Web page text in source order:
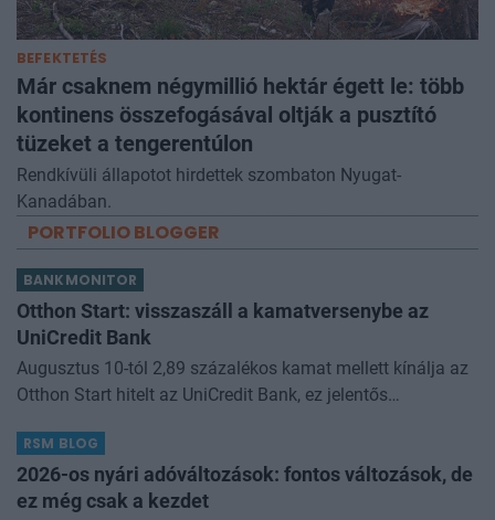
BEFEKTETÉS
Már csaknem négymillió hektár égett le: több
kontinens összefogásával oltják a pusztító
tüzeket a tengerentúlon
Rendkívüli állapotot hirdettek szombaton Nyugat-
Kanadában.
PORTFOLIO BLOGGER
BANKMONITOR
Otthon Start: visszaszáll a kamatversenybe az
UniCredit Bank
Augusztus 10-tól 2,89 százalékos kamat mellett kínálja az
Otthon Start hitelt az UniCredit Bank, ez jelentős
kamathoz képest. De arról sem s
RSM BLOG
2026-os nyári adóváltozások: fontos változások, de
ez még csak a kezdet